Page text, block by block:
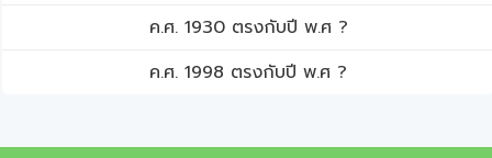
ค.ศ. 1930 ตรงกับปี พ.ศ ?
ค.ศ. 1998 ตรงกับปี พ.ศ ?